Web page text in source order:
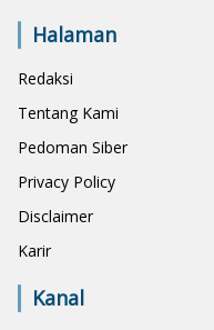
Halaman
Redaksi
Tentang Kami
Pedoman Siber
Privacy Policy
Disclaimer
Karir
Kanal